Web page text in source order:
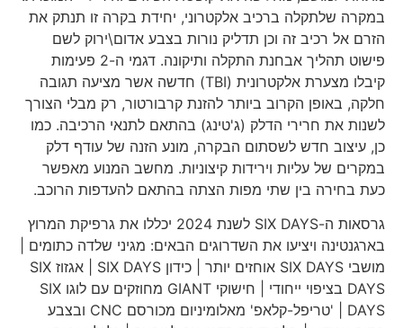
במקרה שלתקלה ברכיב אלקטרוני, יחידת בקרה זו תנתק את
הזרם אל רכיב זה וכן תדליק נורות בצבע אדום\ירוק לשם
פישוט תהליך אבחנת התקלה ותיקונה. דגמי ה-2 פעימות
קיבלו מצערת אלקטרונית (TBI) חדשה אשר מציעה תגובה
חלקה, באופן הקרוב ביותר להזנת קרבורטור, רק מבלי הצורך
לשנות את חרירי הדלק (ג'טינג) בהתאם לתנאי הרכיבה. כמו
כן, עיצוב חדש לשסתום הבקרה, מונע הזנה של עודף דלק
במקרים של עליות וירידות קיצוניות. מחשב המנוע מאפשר
כעת בחירה בין שתי מפות הצתה בהתאם להעדפות הרוכב.
גרסאות ה-SIX DAYS לשנת 2024 יכללו את גרפיקת המרוץ
בארגנטינה ויציעו את השדרוגים הבאים: מגיני שלדה כתומים |
מושבי SIX DAYS אוחזים יותר | כידון SIX DAYS | אגזוז SIX
DAYS בציפוי ייחודי | חישוקי GIANT מחוזקים עם לוגו SIX
DAYS | 'טריפל-קלאפ' מאלומיניום מכורסם CNC ובצבע